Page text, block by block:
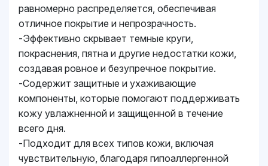
равномерно распределяется, обеспечивая
отличное покрытие и непрозрачность.
-Эффективно скрывает темные круги,
покраснения, пятна и другие недостатки кожи,
создавая ровное и безупречное покрытие.
-Содержит защитные и ухаживающие
компоненты, которые помогают поддерживать
кожу увлажненной и защищенной в течение
всего дня.
-Подходит для всех типов кожи, включая
чувствительную, благодаря гипоаллергенной